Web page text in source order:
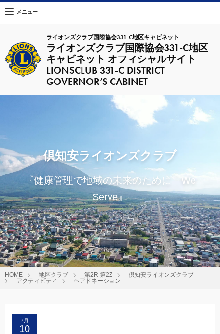
ライオンズクラブ国際協会331-C地区キャビネット
ライオンズクラブ国際協会331-C地区
キャビネット オフィシャルサイト
LIONSCLUB 331-C DISTRICT
GOVERNOR’S CABINET
メニュー
倶知安ライオンズクラブ
『健康管理で地域の未来のために We
Serve』
HOME 地区クラブ 第2R 第2Z
倶知安ライオンズクラブ
アクティビティ
ヘアドネーション
7月
10